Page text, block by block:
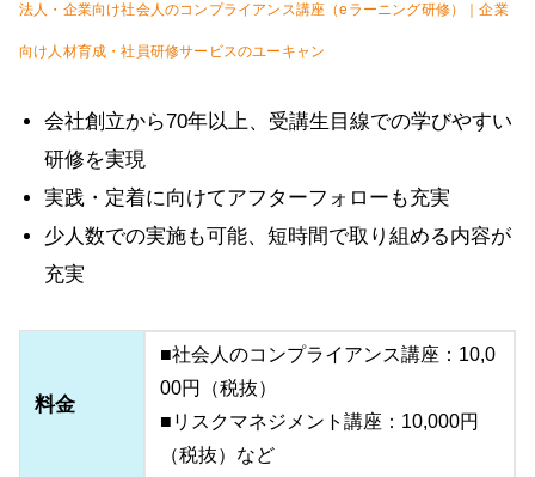
法人・企業向け社会人のコンプライアンス講座（eラーニング研修）｜企業
向け人材育成・社員研修サービスのユーキャン
会社創立から70年以上、受講生目線での学びやすい
研修を実現
実践・定着に向けてアフターフォローも充実
少人数での実施も可能、短時間で取り組める内容が
充実
料金
■社会人のコンプライアンス講座：10,0
00円（税抜）
■リスクマネジメント講座：10,000円
（税抜）など